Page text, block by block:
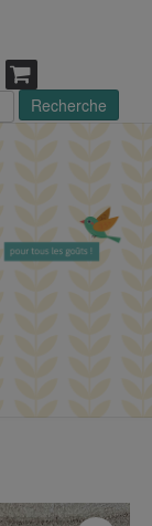
Recherche